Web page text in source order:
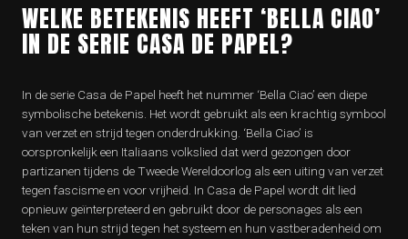
WELKE BETEKENIS HEEFT ‘BELLA CIAO’
IN DE SERIE CASA DE PAPEL?
In de serie Casa de Papel heeft het nummer ‘Bella Ciao’ een diepe
symbolische betekenis. Het wordt gebruikt als een krachtig symbool
van verzet en strijd tegen onderdrukking. ‘Bella Ciao’ is
oorspronkelijk een Italiaans volkslied dat werd gezongen door
partizanen tijdens de Tweede Wereldoorlog als een uiting van verzet
tegen fascisme en voor vrijheid. In Casa de Papel wordt dit lied
opnieuw geïnterpreteerd en gebruikt door de personages als een
teken van hun strijd tegen het systeem en hun vastberadenheid om